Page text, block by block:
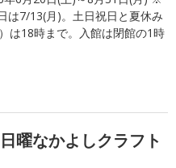
は7/13(月)。土日祝日と夏休み
は18時まで。入館は閉館の1時
曜なかよしクラフト